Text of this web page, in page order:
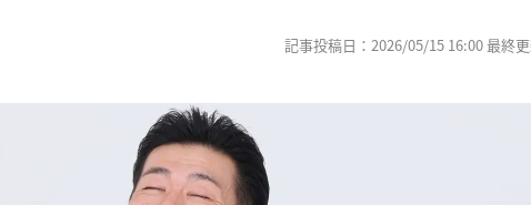
記事投稿日：2026/05/15 16:00 最終